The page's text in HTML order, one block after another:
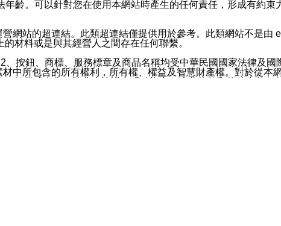
業官方帳號或認證官方帳號的通知型訊息。
齡。可以針對您在使用本網站時產生的任何責任，形成有約
網站的超連結。此類超連結僅提供用於參考。此類網站不是由
材料或是與其經營人之間存在任何聯繫。
按鈕、商標、服務標章及商品名稱均受中華民國國家法律及
中所包含的所有權利，所有權、權益及智慧財產權。對於從